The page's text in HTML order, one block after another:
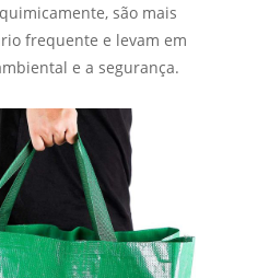
são mais
frequente e levam em
e a segurança.